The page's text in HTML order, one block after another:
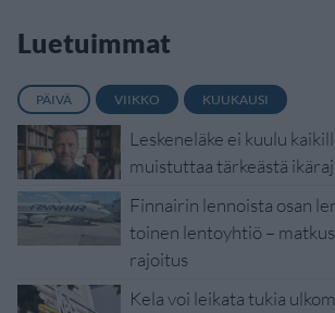
Luetuimmat
PÄIVÄ VIIKKO KUUKAUSI
Leskeneläke ei kuulu
muistuttaa tärkeästä
Finnairin lennoista osan
toinen lentoyhtiö –
rajoitus
Kela voi leikata tukia